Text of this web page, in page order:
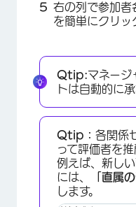
右の列で参加者
を簡単にクリッ
Qtip:マネージ
トは自動的に承
Qtip： 各関係
って評価者を推
例えば、新し
には、
「直属
します。